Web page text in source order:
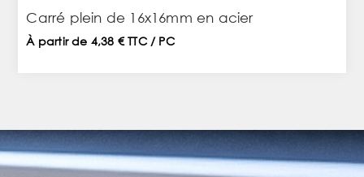
Carré plein de 16x16mm en acier
À partir de 4,38 € TTC / PC